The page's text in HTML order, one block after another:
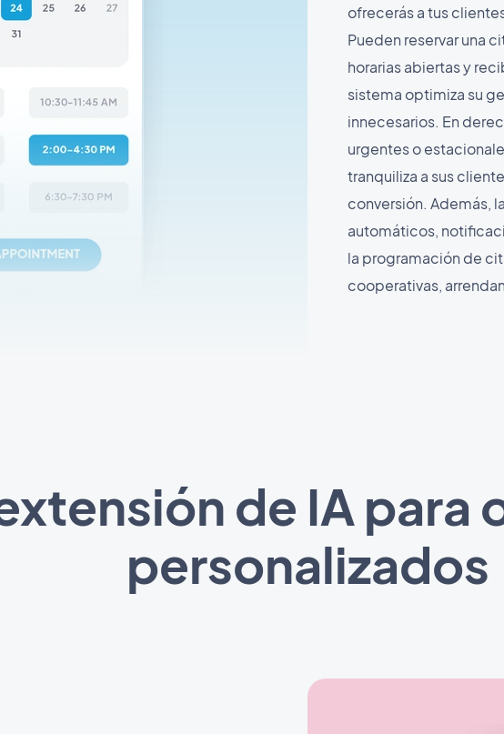
ofrecerás a tus
Pueden reservar una
horarias abiertas y
sistema optimiza su
innecesarios. En
urgentes o
tranquiliza a sus
conversión. Además,
automáticos,
la programación de
cooperativas,
de IA
personalizados